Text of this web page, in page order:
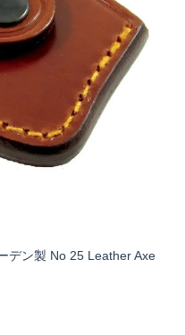
デン製 No 25 Leather Axe